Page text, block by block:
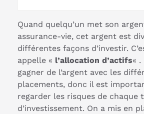
Quand quelqu’un met son
assurance-vie, cet argent est
différentes façons d’investir.
appelle « l’allocation d’actifs«
gagner de l’argent avec les
placements, donc il est
regarder les risques de chaque
d’investissement. On a mis en